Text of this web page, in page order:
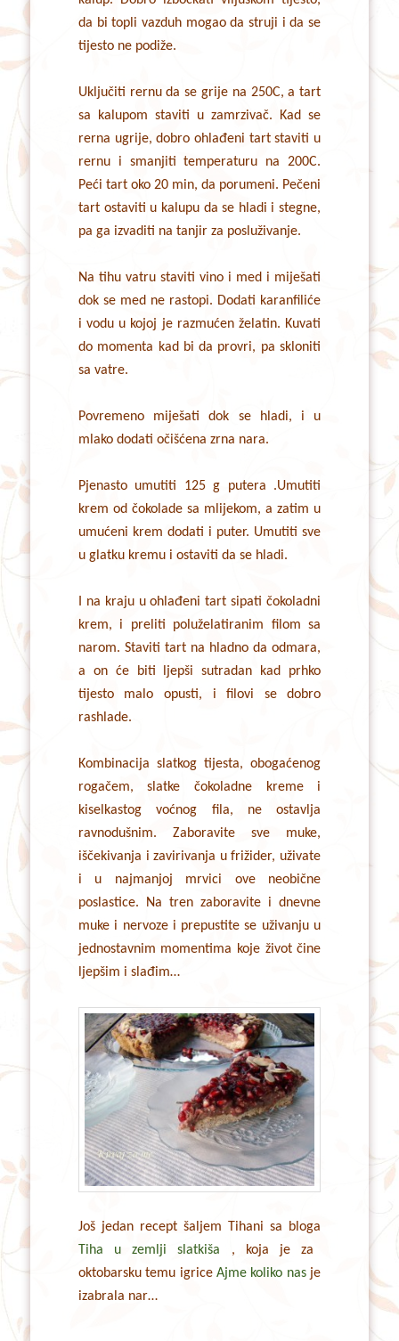
da bi topli vazduh mogao da struji i da se
tijesto ne podiže.
Uključiti rernu da se grije na 250C, a tart
sa kalupom staviti u zamrzivač. Kad se
rerna ugrije, dobro ohlađeni tart staviti u
rernu i smanjiti temperaturu na 200C.
Peći tart oko 20 min, da porumeni. Pečeni
tart ostaviti u kalupu da se hladi i stegne,
pa ga izvaditi na tanjir za posluživanje.
Na tihu vatru staviti vino i med i miješati
dok se med ne rastopi. Dodati karanfiliće
i vodu u kojoj je razmućen želatin. Kuvati
do momenta kad bi da provri, pa skloniti
sa vatre.
Povremeno miješati dok se hladi, i u
mlako dodati očišćena zrna nara.
Pjenasto umutiti 125 g putera .Umutiti
krem od čokolade sa mlijekom, a zatim u
umućeni krem dodati i puter. Umutiti sve
u glatku kremu i ostaviti da se hladi.
I na kraju u ohlađeni tart sipati čokoladni
krem, i preliti poluželatiranim filom sa
narom. Staviti tart na hladno da odmara,
a on će biti ljepši sutradan kad prhko
tijesto malo opusti, i filovi se dobro
rashlade.
Kombinacija slatkog tijesta, obogaćenog
rogačem, slatke čokoladne kreme i
kiselkastog voćnog fila, ne ostavlja
ravnodušnim. Zaboravite sve muke,
iščekivanja i zavirivanja u frižider, uživate
i u najmanjoj mrvici ove neobične
poslastice. Na tren zaboravite i dnevne
muke i nervoze i prepustite se uživanju u
jednostavnim momentima koje život čine
ljepšim i slađim…
Još jedan recept šaljem Tihani sa bloga
Tiha u zemlji slatkiša , koja je za
oktobarsku temu igrice Ajme koliko nasje
izabrala nar…